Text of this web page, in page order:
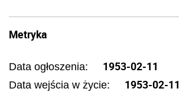
Metryka
Data ogłoszenia: 1953-02-11
Data wejścia w życie: 1953-02-11